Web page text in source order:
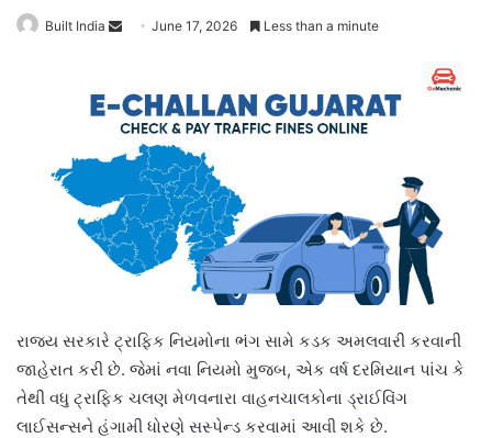
Built India
SendJune 17, 2026 Less than a minute
રાજ્ય સરકારે ટ્રાફિક નિયમોના ભંગ સામે કડક અમલવારી કરવાની
જાહેરાત કરી છે. જેમાં નવા નિયમો મુજબ, એક વર્ષ દરમિયાન પાંચ કે
તેથી વધુ ટ્રાફિક ચલણ મેળવનારા વાહનચાલકોના ડ્રાઈવિંગ
લાઈસન્સને હંગામી ધોરણે સસ્પેન્ડ કરવામાં આવી શકે છે.